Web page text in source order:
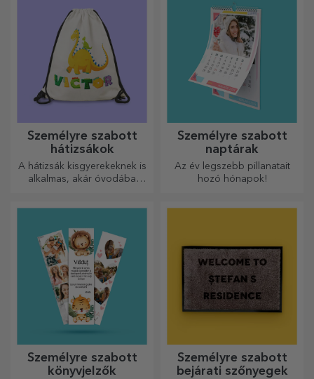
Személyre szabott
hátizsákok
A hátizsák kisgyerekeknek is
alkalmas, akár óvodába
kicsidhez!
Személyre szabott
naptárak
Az év legszebb pillanatait
hozó hónapok!
Személyre szabott
könyvjelzők
Személyre szabott
bejárati szőnyegek